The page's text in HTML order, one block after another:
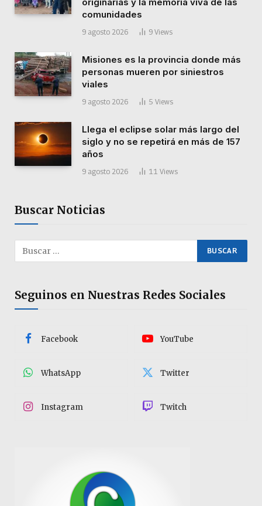
originarias y la memoria viva de las
comunidades
9 agosto 2026 9 Views
Misiones es la provincia donde más
personas mueren por siniestros
viales
9 agosto 2026 5 Views
Llega el eclipse solar más largo del
siglo y no se repetirá en más de 157
años
9 agosto 2026 11 Views
Buscar Noticias
Seguinos en Nuestras Redes Sociales
Facebook YouTube
WhatsApp Twitter
Instagram Twitch